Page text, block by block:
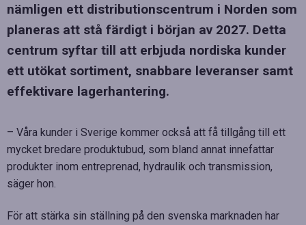
nämligen ett distributionscentrum i Norden som
planeras att stå färdigt i början av 2027. Detta
centrum syftar till att erbjuda nordiska kunder
ett utökat sortiment, snabbare leveranser samt
effektivare lagerhantering.
– Våra kunder i Sverige kommer också att få tillgång till ett
mycket bredare produktubud, som bland annat innefattar
produkter inom entreprenad, hydraulik och transmission,
säger hon.
För att stärka sin ställning på den svenska marknaden har